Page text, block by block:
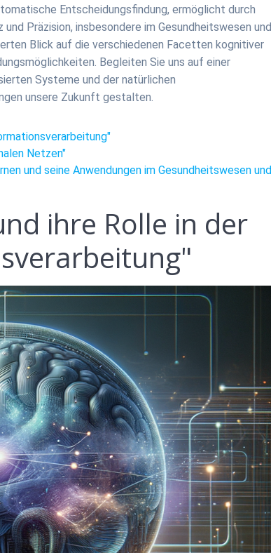
Entscheidungsfindung, ermöglicht durch
Präzision, insbesondere im Gesundheitswesen und
Blick auf die verschiedenen Facetten kognitiver
Begleiten Sie uns auf einer
Systeme und der natürlichen
unsere Zukunft gestalten.
Netzen"
und seine Anwendungen im Gesundheitswesen und
ihre Rolle in der